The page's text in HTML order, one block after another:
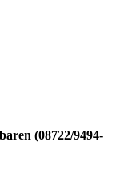
(08722/9494-